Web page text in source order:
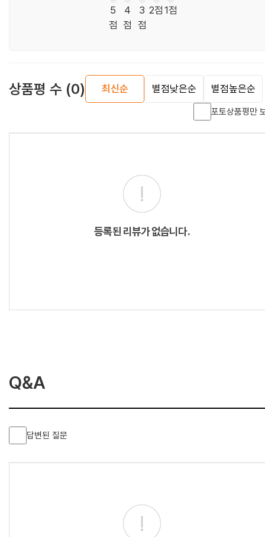
5
점
4
점
3
점
2점 1점
상품평 수 (0) 최신순 별점낮은순 별점높은순
포토상품평만
등록된 리뷰가 없습니다.
Q&A
답변된 질문